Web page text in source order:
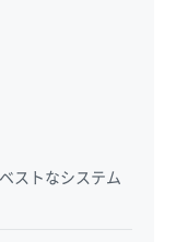
ストなシステム